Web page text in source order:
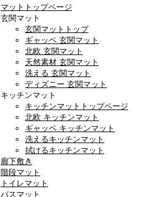
マットトップページ
玄関マット
玄関マットトップ
ギャッベ 玄関マット
北欧 玄関マット
天然素材 玄関マット
洗える 玄関マット
ディズニー 玄関マット
キッチンマット
キッチンマットトップページ
北欧 キッチンマット
ギャッベ キッチンマット
洗えるキッチンマット
拭けるキッチンマット
廊下敷き
階段マット
トイレマット
バスマット